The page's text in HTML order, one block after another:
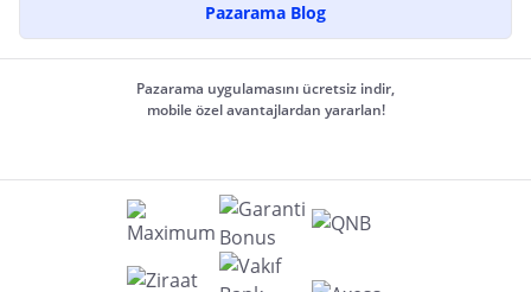
Pazarama Blog
Pazarama uygulamasını ücretsiz indir,
mobile özel avantajlardan yararlan!